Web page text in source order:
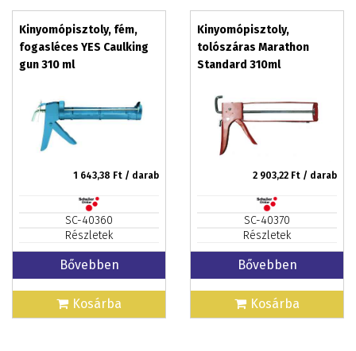
Kinyomópisztoly, fém,
fogasléces YES Caulking
gun 310 ml
1 643,38 Ft / darab
SC-40360
Részletek
Bővebben
Kosárba
Kinyomópisztoly,
tolószáras Marathon
Standard 310ml
2 903,22 Ft / darab
SC-40370
Részletek
Bővebben
Kosárba